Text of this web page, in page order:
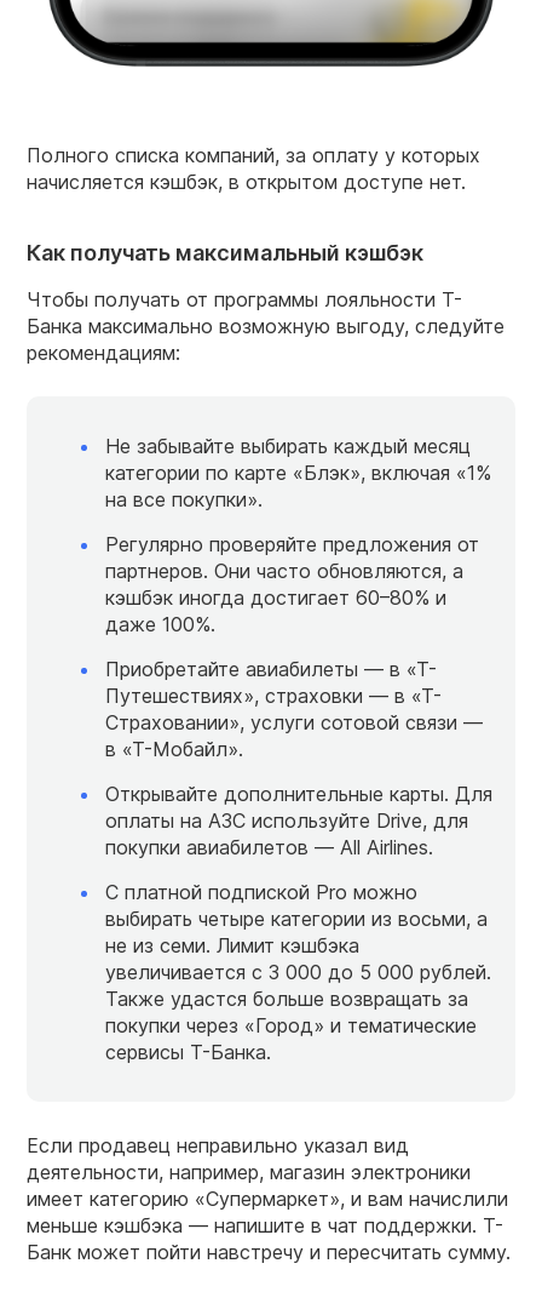
Полного списка компаний, за оплату у которых
начисляется кэшбэк, в открытом доступе нет.
Как получать максимальный кэшбэк
Чтобы получать от программы лояльности Т-
Банка максимально возможную выгоду, следуйте
рекомендациям:
Не забывайте выбирать каждый месяц
категории по карте «Блэк», включая «1%
на все покупки».
Регулярно проверяйте предложения от
партнеров. Они часто обновляются, а
кэшбэк иногда достигает 60–80% и
даже 100%.
Приобретайте авиабилеты — в «Т-
Путешествиях», страховки — в «Т-
Страховании», услуги сотовой связи —
в «Т-Мобайл».
Открывайте дополнительные карты. Для
оплаты на АЗС используйте Drive, для
покупки авиабилетов — All Airlines.
С платной подпиской Pro можно
выбирать четыре категории из восьми, а
не из семи. Лимит кэшбэка
увеличивается с 3 000 до 5 000 рублей.
Также удастся больше возвращать за
покупки через «Город» и тематические
сервисы Т-Банка.
Если продавец неправильно указал вид
деятельности, например, магазин электроники
имеет категорию «Супермаркет», и вам начислили
меньше кэшбэка — напишите в чат поддержки. Т-
Банк может пойти навстречу и пересчитать сумму.